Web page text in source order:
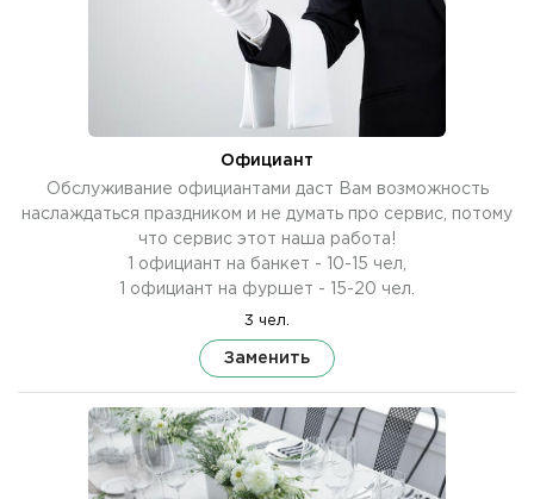
Официант
Обслуживание официантами даст Вам возможность
наслаждаться праздником и не думать про сервис, потому
что сервис этот наша работа!
1 официант на банкет - 10-15 чел,
1 официант на фуршет - 15-20 чел.
3 чел.
Заменить